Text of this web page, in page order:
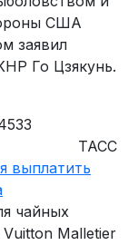
США
заявил
Го Цзякунь.
ТАСС
выплатить
чайных
Malletier